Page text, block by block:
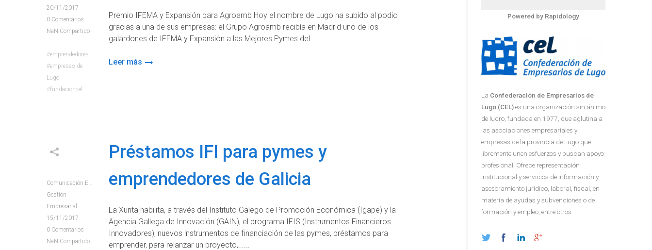
20/11/2017
0 Comentarios
NaN Compartido
emprendedores
empresas de
Lugo
fundacioncel
Premio IFEMA y Expansión para Agroamb Hoy el nombre de Lugo ha subido al podio
gracias a una de sus empresas: el Grupo Agroamb recibía en Madrid uno de los
galardones de IFEMA y Expansión a las Mejores Pymes del...
Leer más
Comunicación E+e
Gestión
Empresarial
15/11/2017
0 Comentarios
NaN Compartido
Préstamos IFI para pymes y
emprendedores de Galicia
La Xunta habilita, a través del Instituto Galego de Promoción Económica (Igape) y la
Agencia Gallega de Innovación (GAIN), el programa IFIS (Instrumentos Financieros
Innovadores), nuevos instrumentos de financiación de las pymes, préstamos para
emprender, para relanzar un proyecto,...
Powered by Rapidology
La Confederación de Empresarios de
Lugo (CEL)es una organización sin ánimo
de lucro, fundada en 1977, que aglutina a
las asociaciones empresariales y
empresas de la provincia de Lugo que
libremente unen esfuerzos y buscan apoyo
profesional. Ofrece representación
institucional y servicios de información y
asesoramiento jurídico, laboral, fiscal, en
materia de ayudas y subvenciones o de
formación y empleo, entre otros.